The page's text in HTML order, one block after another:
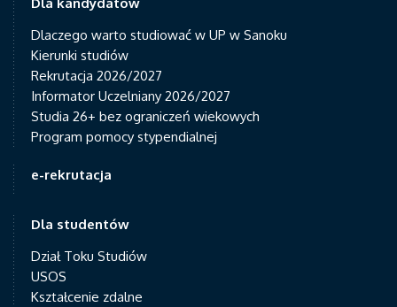
Dlaczego warto studiować w UP w Sanoku
Kierunki studiów
Rekrutacja 2026/2027
Informator Uczelniany 2026/2027
Studia 26+ bez ograniczeń wiekowych
Program pomocy stypendialnej
e-rekrutacja
Dla studentów
Dział Toku Studiów
USOS
Kształcenie zdalne